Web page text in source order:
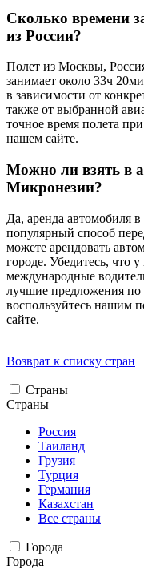
Сколько времени
из России?
Полет из Москвы,
занимает около 33ч
в зависимости от
также от выбранной
точное время полета
нашем сайте.
Можно ли взять в
Микронезии?
Да, аренда автомобиля
популярный способ
можете арендовать
городе. Убедитесь, что
международные
лучшие предложения по
воспользуйтесь нашим
сайте.
Возврат к списку стран
Страны
Страны
Россия
Таиланд
Грузия
Турция
Германия
Казахстан
Все страны
Города
Города